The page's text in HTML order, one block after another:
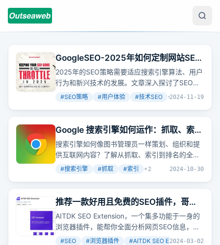
GoogleSEO-2025年如何定制网站SEO
策略和优化方案
2025年的SEO策略需要适应搜索引擎算法、用户
行为和新兴技术的发展。文章深入探讨了SEO的
基本原理，核心组成部分，并介绍了强大SEO策
术优化、用户体验和链接建设的重要性。
#SEO策略 #用户体验 #技术SEO +2
2024-11-19
Google 搜索引擎如何运作：抓取、索
引、排名等
搜索引擎如何像图书管理员一样策划、组织和提
供互联网内容？了解从抓取、索引到排名的全过
程，掌握让网站内容被正确编入索引并提升排名
#搜索引擎 #抓取 #索引 +2 2024-10-30
推荐一款好用且免费的SEO插件，哥飞
天天都在用
AITDK SEO Extension，一个集多功能于一身的
浏览器插件，能帮你全面分析网页SEO信息，从
标题、描述到图片标签，再到流量概览，一应俱
#SEO #浏览器插件 #AITDK SEO Extension +3
2024-03-02